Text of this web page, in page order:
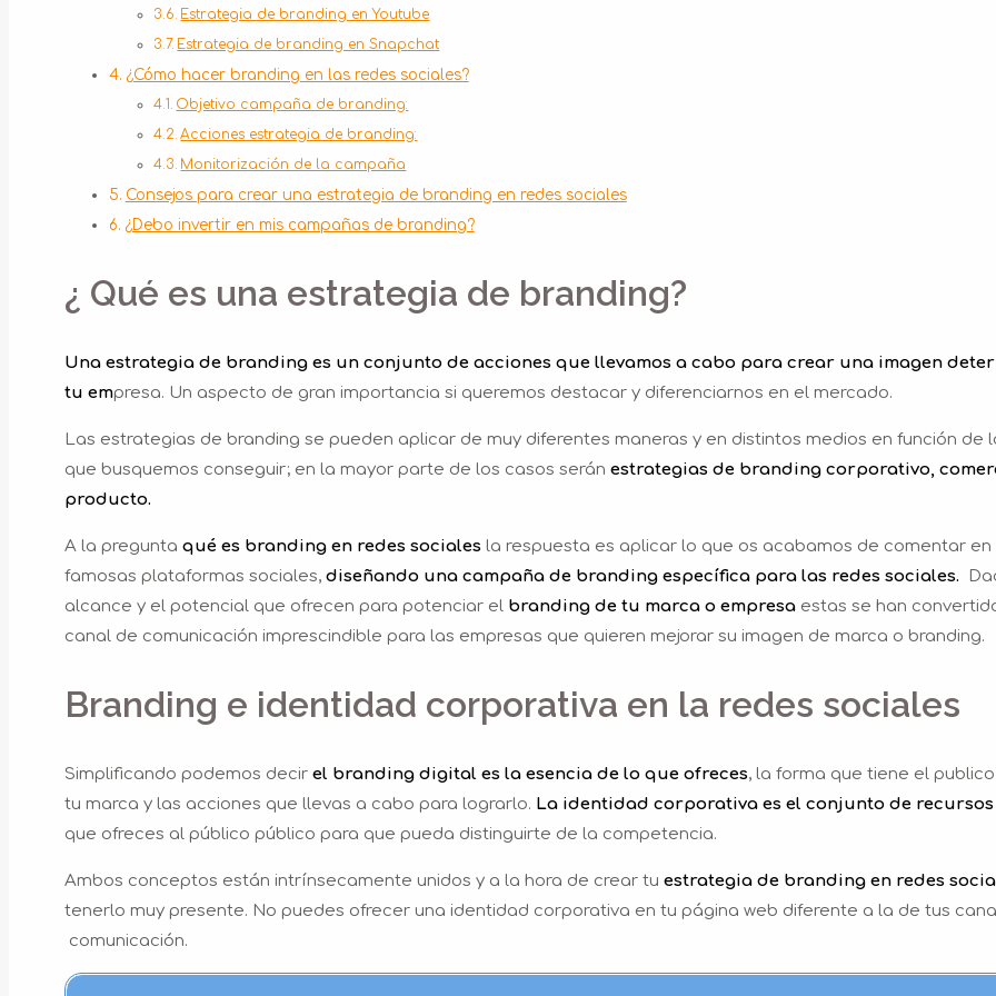
Estrategia de branding en Youtube
Estrategia de branding en Snapchat
¿Cómo hacer branding en las redes sociales?
Objetivo campaña de branding:
Acciones estrategia de branding:
Monitorización de la campaña
Consejos para crear una estrategia de branding en redes sociales
¿Debo invertir en mis campañas de branding?
¿ Qué es una estrategia de branding?
Una estrategia de branding es un conjunto de acciones que llevamos a cabo para crear una imagen
tu empresa. Un aspecto de gran importancia si queremos destacar y diferenciarnos en el mercado.
Las estrategias de branding se pueden aplicar de muy diferentes maneras y en distintos medios en función de
que busquemos conseguir; en la mayor parte de los casos serán estrategias de branding corporativo,
producto.
A la pregunta qué es branding en redes sociales la respuesta es aplicar lo que os acabamos de comentar en
famosas plataformas sociales, diseñando una campaña de branding específica para las redes sociales.
alcance y el potencial que ofrecen para potenciar el branding de tu marca o empresa estas se han
canal de comunicación imprescindible para las empresas que quieren mejorar su imagen de marca o branding.
Branding e identidad corporativa en la redes sociales
Simplificando podemos decir el branding digital es la esencia de lo que ofreces, la forma que tiene el
tu marca y las acciones que llevas a cabo para lograrlo. La identidad corporativa es el conjunto de recursos
que ofreces al público público para que pueda distinguirte de la competencia.
Ambos conceptos están intrínsecamente unidos y a la hora de crear tu estrategia de branding en redes
tenerlo muy presente. No puedes ofrecer una identidad corporativa en tu página web diferente a la de tus
comunicación.